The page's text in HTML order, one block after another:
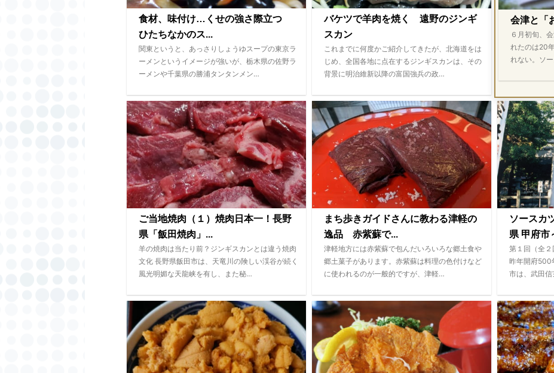
食材、味付け…くせの強さ際立つ
ひたちなかのス...
関東というと、あっさりしょうゆスープの東京ラ
ーメンというイメージが強いが、栃木県の佐野ラ
ーメンや千葉県の勝浦タンタンメン…
バケツで羊肉を焼く 遠野のジンギ
スカン
これまでに何度かご紹介してきたが、北海道をは
じめ、全国各地に点在するジンギスカンは、その
背景に明治維新以降の富国強兵の政…
会津と「
６月初旬、
れたのは20
れない。ソ
ご当地焼肉（１）焼肉日本一！長野
県「飯田焼肉」...
羊の焼肉は当たり前？ジンギスカンとは違う焼肉
文化 長野県飯田市は、天竜川の険しい渓谷が続く
風光明媚な天龍峡を有し、また秘…
まち歩きガイドさんに教わる津軽の
逸品 赤紫蘇で...
津軽地方には赤紫蘇で包んだいろいろな郷土食や
郷土菓子があります。赤紫蘇は料理の色付けなど
に使われるのが一般的ですが、津軽…
ソースカ
県 甲府市
第１回（全
昨年開府500
市は、武田